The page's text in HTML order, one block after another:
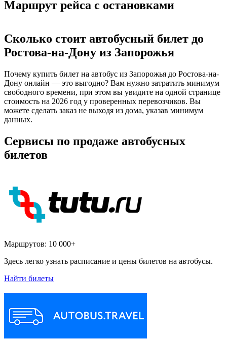
Маршрут рейса с остановками
Сколько стоит автобусный билет до
Ростова-на-Дону из Запорожья
Почему купить билет на автобус из Запорожья до Ростова-на-
Дону онлайн — это выгодно? Вам нужно затратить минимум
свободного времени, при этом вы увидите на одной странице
стоимость на 2026 год у проверенных перевозчиков. Вы
можете сделать заказ не выходя из дома, указав минимум
данных.
Сервисы по продаже автобусных
билетов
Маршрутов: 10 000+
Здесь легко узнать расписание и цены билетов на автобусы.
Найти билеты